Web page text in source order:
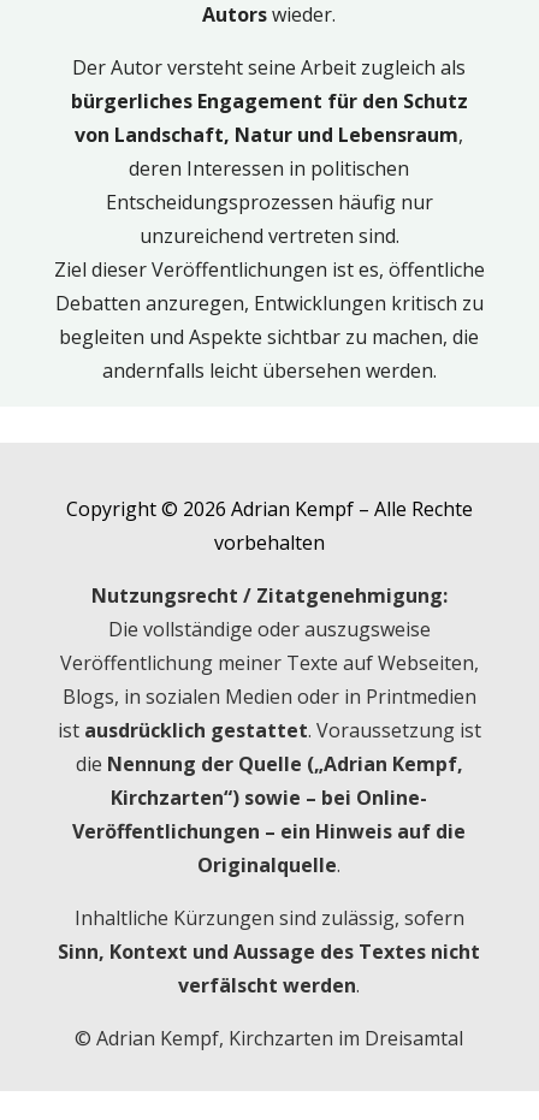
Autorswieder.
Der Autor versteht seine Arbeit zugleich als
bürgerliches Engagement für den Schutz
von Landschaft, Natur und Lebensraum,
deren Interessen in politischen
Entscheidungsprozessen häufig nur
unzureichend vertreten sind.
Ziel dieser Veröffentlichungen ist es, öffentliche
Debatten anzuregen, Entwicklungen kritisch zu
begleiten und Aspekte sichtbar zu machen, die
andernfalls leicht übersehen werden.
Copyright © 2026 Adrian Kempf – Alle Rechte
vorbehalten
Nutzungsrecht / Zitatgenehmigung:
Die vollständige oder auszugsweise
Veröffentlichung meiner Texte auf Webseiten,
Blogs, in sozialen Medien oder in Printmedien
ist ausdrücklich gestattet. Voraussetzung ist
die Nennung der Quelle („Adrian Kempf,
Kirchzarten“) sowie – bei Online-
Veröffentlichungen – ein Hinweis auf die
Originalquelle.
Inhaltliche Kürzungen sind zulässig, sofern
Sinn, Kontext und Aussage des Textes nicht
verfälscht werden.
© Adrian Kempf, Kirchzarten im Dreisamtal